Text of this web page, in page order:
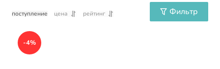
поступление цена рейтинг Фильтр
-4%